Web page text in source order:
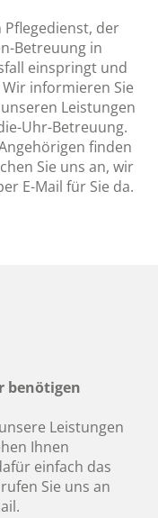
Pflegedienst, der
Betreuung in
einspringt und
informieren Sie
Leistungen
Uhr-Betreuung.
finden
Sie uns an, wir
E-Mail für Sie da.
benötigen
Leistungen
Ihnen
einfach das
Sie uns an